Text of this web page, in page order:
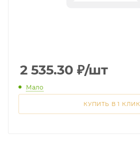
2 535.30 ₽/шт
Мало
КУПИТЬ В 1 КЛИК